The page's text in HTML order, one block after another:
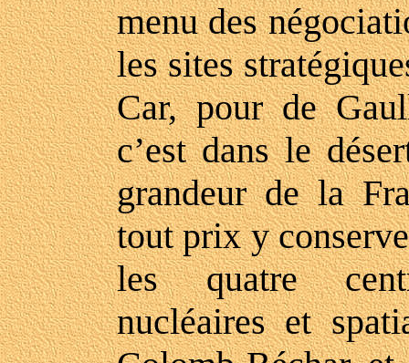
menu des
les sites
Car, pour de
c’est dans le
grandeur de la
tout prix y
les quatre
nucléaires et